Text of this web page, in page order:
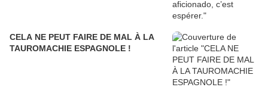
CELA NE PEUT FAIRE DE MAL À LA
TAUROMACHIE ESPAGNOLE !